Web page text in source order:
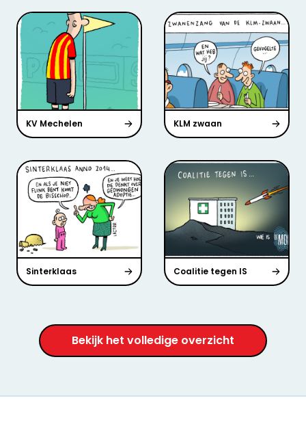
KV Mechelen KLM zwaan
Sinterklaas Coalitie tegen IS
Bekijk het volledige overzicht